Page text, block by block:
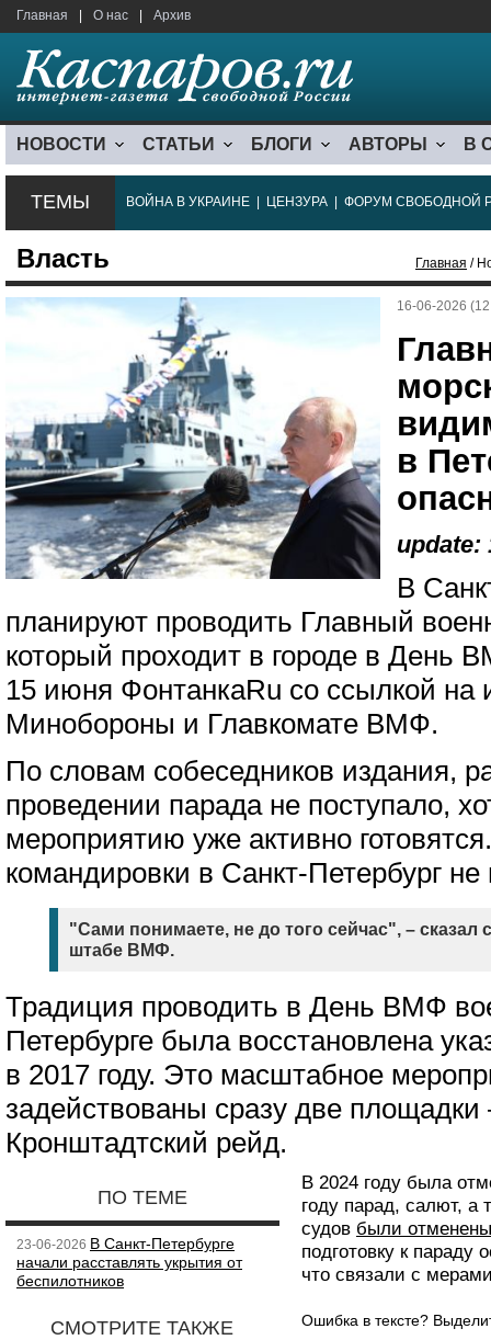
Главная О нас Архив
НОВОСТИ СТАТЬИ БЛОГИ АВТОРЫ В
ТЕМЫ ВОЙНА В УКРАИНЕ ЦЕНЗУРА ФОРУМ СВОБОДНОЙ
Власть Главная /
16-06-2026
в
update:
В
планируют проводить Главный
который проходит в городе в День
15 июня ФонтанкаRu со ссылкой на
Минобороны и Главкомате ВМФ.
По словам собеседников издания,
проведении парада не поступало,
мероприятию уже активно
командировки в Санкт-Петербург не
"Сами понимаете, не до того сейчас", – сказал
штабе ВМФ.
Традиция проводить в День ВМФ
Петербурге была восстановлена
в 2017 году. Это масштабное
задействованы сразу две
Кронштадтский рейд.
ПО ТЕМЕ
23-06-2026 В Санкт-Петербурге
начали расставлять укрытия от
беспилотников
СМОТРИТЕ ТАКЖЕ
В 2024 году была
году парад, салют, а
судов были отменены
подготовку к
что связали с
Ошибка в тексте?